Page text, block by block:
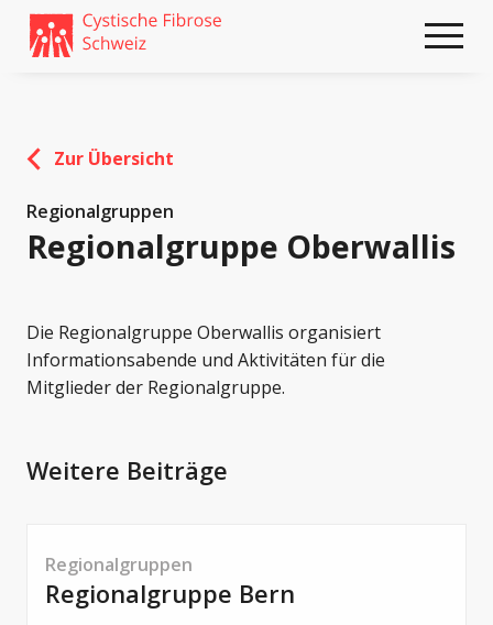
Weiter
zum
skip
Zur Übersicht
Regionalgruppen
Regionalgruppe Oberwallis
Die Regionalgruppe Oberwallis organisiert
Informationsabende und Aktivitäten für die
Mitglieder der Regionalgruppe.
Weitere Beiträge
Regionalgruppen
Regionalgruppe Bern